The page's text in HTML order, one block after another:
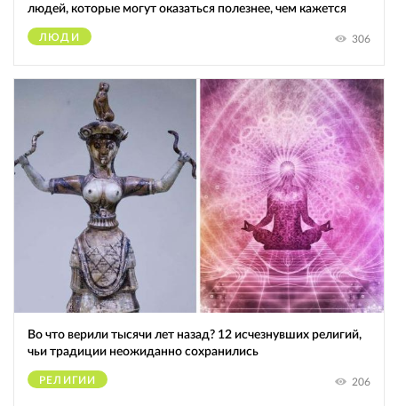
людей, которые могут оказаться полезнее, чем кажется
ЛЮДИ 306
Во что верили тысячи лет назад? 12 исчезнувших религий,
чьи традиции неожиданно сохранились
РЕЛИГИИ 206